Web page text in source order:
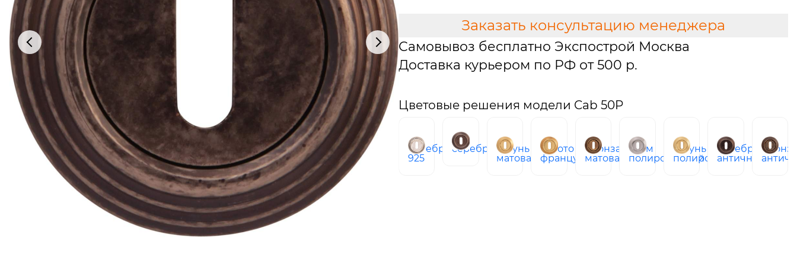
Заказать консультацию менеджера
Самовывоз бесплатно Экспострой Москва
Доставка курьером по РФ от 500 р.
Цветовые решения модели Cab 50P
серебро
925
серебро
латунь
матовая
золото
французское
бронза
матовая
хром
полированный
латунь
полированная
серебро
античное
бронза